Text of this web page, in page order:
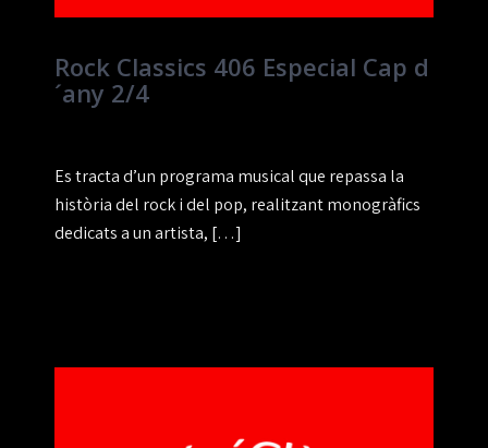
Rock Classics 406 Especial Cap d
´any 2/4
Es tracta d’un programa musical que repassa la
història del rock i del pop, realitzant monogràfics
dedicats a un artista, […]